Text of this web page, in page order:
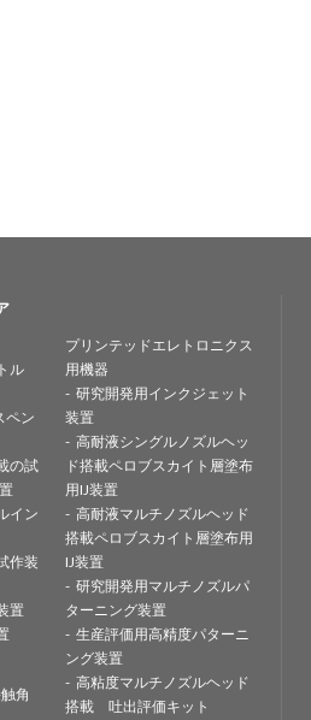
ル
ペン
の試
イン
作装
置
角
プリンテッドエレトロニクス
用機器
研究開発用インクジェット
装置
高耐液シングルノズルヘッ
ド搭載ペロブスカイト層塗布
用IJ装置
高耐液マルチノズルヘッド
搭載ペロブスカイト層塗布用
IJ装置
研究開発用マルチノズルパ
ターニング装置
生産評価用高精度パターニ
ング装置
高粘度マルチノズルヘッド
搭載 吐出評価キット